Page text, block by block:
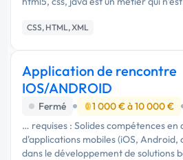
produire une maintenance de base
de textes …
CSS, HTML, XML
Application de rencontre
IOS/ANDROID
Fermé 1 000 € à 10 000 €
… requises : Solides compétences
d'applications mobiles (iOS, Android,
dans le développement de solutions